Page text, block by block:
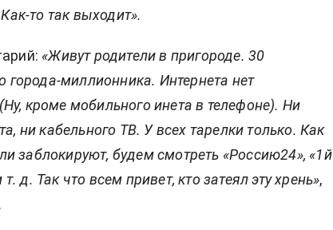
то так выходит».
«Живут родители в пригороде. 30
города-миллионника. Интернета нет
кроме мобильного инета в телефоне). Ни
ни кабельного ТВ. У всех тарелки только. Как
заблокируют, будем смотреть «Россию24», «1й
т. д. Так что всем привет, кто затеял эту хрень»,
.